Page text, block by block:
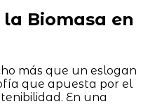
Biomasa en
más que un eslogan
que apuesta por el
En una